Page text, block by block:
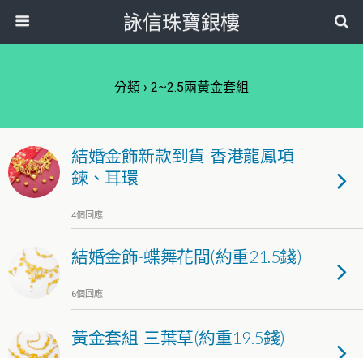
詠信珠寶銀樓
分類 › 2~2.5兩黃金套組
結婚金飾新款到貨-香港龍鳳項
鍊、耳環
4個回應
結婚金飾-蝶舞花間(約重21.5錢)
6個回應
黃金套組-三葉草(約重19.5錢)